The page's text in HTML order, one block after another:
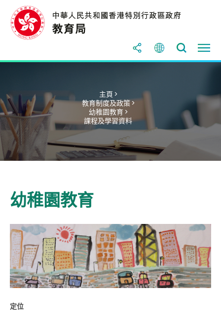
主頁 >
教育制度及政策 >
幼稚園教育 >
課程及學習資料
幼稚園教育
定位